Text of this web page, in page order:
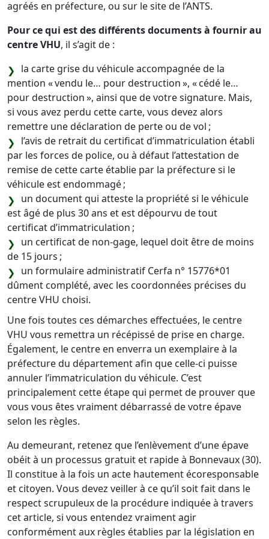
agréés en préfecture, ou sur le site de l’ANTS.
Pour ce qui est des différents documents à fournir au
centre VHU, il s’agit de :
la carte grise du véhicule accompagnée de la
mention « vendu le… pour destruction », « cédé le…
pour destruction », ainsi que de votre signature. Mais,
si vous avez perdu cette carte, vous devez alors
remettre une déclaration de perte ou de vol ;
l’avis de retrait du certificat d’immatriculation établi
par les forces de police, ou à défaut l’attestation de
remise de cette carte établie par la préfecture si le
véhicule est endommagé ;
un document qui atteste la propriété si le véhicule
est âgé de plus 30 ans et est dépourvu de tout
certificat d’immatriculation ;
un certificat de non-gage, lequel doit être de moins
de 15 jours ;
un formulaire administratif Cerfa n° 15776*01
dûment complété, avec les coordonnées précises du
centre VHU choisi.
Une fois toutes ces démarches effectuées, le centre
VHU vous remettra un récépissé de prise en charge.
Également, le centre en enverra un exemplaire à la
préfecture du département afin que celle-ci puisse
annuler l’immatriculation du véhicule. C’est
principalement cette étape qui permet de prouver que
vous vous êtes vraiment débarrassé de votre épave
selon les règles.
Au demeurant, retenez que l’enlèvement d’une épave
obéit à un processus gratuit et rapide à Bonnevaux (30).
Il constitue à la fois un acte hautement écoresponsable
et citoyen. Vous devez veiller à ce qu’il soit fait dans le
respect scrupuleux de la procédure indiquée à travers
cet article, si vous entendez vraiment agir
conformément aux règles établies par la législation en